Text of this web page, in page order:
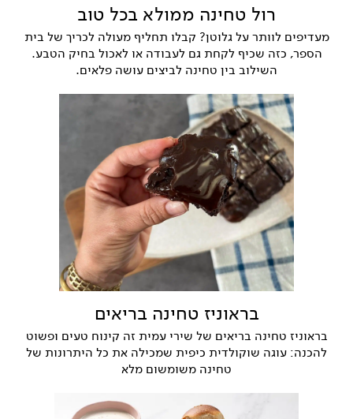
רול טחינה ממולא בכל טוב
מעדיפים לוותר על גלוטן? קבלו תחליף מעולה לכריך של בית
הספר, כזה שכיף לקחת גם לעבודה או לאכול בחיק הטבע.
השילוב בין טחינה לביצים עושה פלאים.
בראוניז טחינה בריאים
בראוניז טחינה בריאים של שירי עמית זה קינוח טעים ופשוט
להכנה: עוגה שוקולדית כיפית שמכילה את כל היתרונות של
טחינה משומשום מלא